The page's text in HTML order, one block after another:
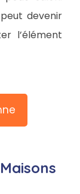
devenir
l’élément